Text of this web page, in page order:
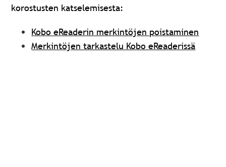
korostusten katselemisesta:
Kobo eReaderin merkintöjen poistaminen
Merkintöjen tarkastelu Kobo eReaderissä